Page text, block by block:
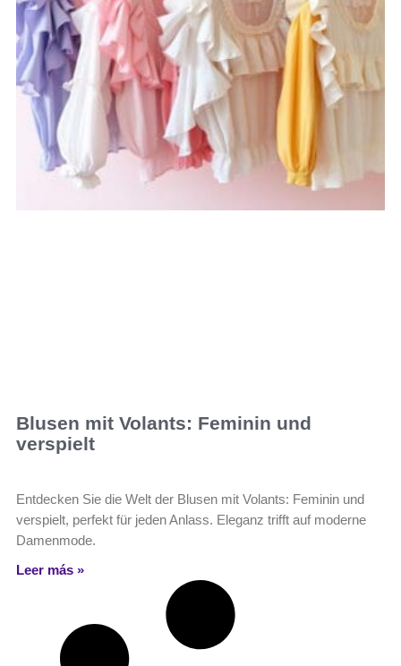
Blusen mit Volants: Feminin und
verspielt
Entdecken Sie die Welt der Blusen mit Volants: Feminin und
verspielt, perfekt für jeden Anlass. Eleganz trifft auf moderne
Damenmode.
Leer más »